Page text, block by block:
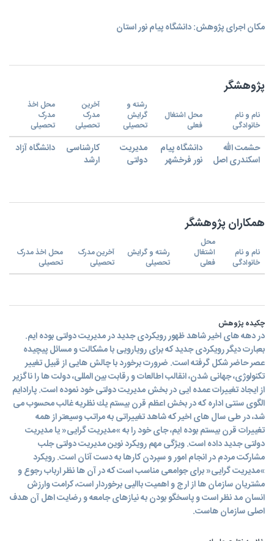
مکان اجرای پژوهش: دانشگاه پیام نور استان
پژوهشگر
نام و نام
خانوادگی
محل اشتغال
فعلی
رشته و
گرایش
تحصیلی
آخرین
مدرک
تحصیلی
محل اخذ
مدرک
تحصیلی
حشمت الله
اسکندری اصل
دانشگاه پیام
نور فرخشهر
مدیریت
دولتی
کارشناسی
ارشد
دانشگاه آزاد
همکاران پژوهشگر
نام و نام
خانوادگی
محل
اشتغال
فعلی
رشته و گرایش
تحصیلی
آخرین مدرک
تحصیلی
محل اخذ مدرک
تحصیلی
چکیده پژوهش
در دهه های اخیر شاهد ظهور رویكردی جدید در مدیریت دولتی بوده ایم.
بعبارت دیگر رویكردی جدید كه برای رویارویی با مشكالت و مسائل پیچیده
عصر حاضر شكل گرفته است. ضرورت برخورد با چالش هایی از قبیل تغییر
تكنولوژی، جهانی شدن، انقالب اطالعات و رقابت بین المللی، دولت ها را ناگزیر
از ایجاد تغییرات عمده ایی در بخش مدیریت دولتی خود نموده است. پارادایم
الگوی سنتی اداره كه در بخش اعظم قرن بیستم یك نظریه غالب محسوب می
شد، در طی سال های اخیر كه شاهد تغییراتی به مراتب وسیعتر از همه
تغییرات قرن بیستم بوده ایم، جای خود را به »مدیریت گرایی« یا مدیریت
دولتی جدید داده است. ویژگی مهم رویكرد نوین مدیریت دولتی جلب
مشاركت مردم در انجام امور و سپردن كارها به دست آنان است. رویكرد
»مدیریت گرایی« برای جوامعی مناسب است كه در آن ها نظر ارباب رجوع و
مشتریان سازمان ها از ارج و اهمیت باالیی برخوردار است، كرامت وارزش
انسان مد نظر است و پاسخگو بودن به نیازهای جامعه و رضایت اهل آن هدف
اصلی سازمان هاست.